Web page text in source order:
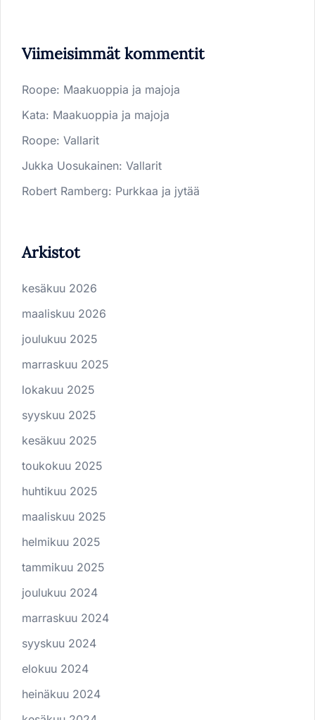
Viimeisimmät kommentit
Roope: Maakuoppia ja majoja
Kata: Maakuoppia ja majoja
Roope: Vallarit
Jukka Uosukainen: Vallarit
Robert Ramberg: Purkkaa ja jytää
Arkistot
kesäkuu 2026
maaliskuu 2026
joulukuu 2025
marraskuu 2025
lokakuu 2025
syyskuu 2025
kesäkuu 2025
toukokuu 2025
huhtikuu 2025
maaliskuu 2025
helmikuu 2025
tammikuu 2025
joulukuu 2024
marraskuu 2024
syyskuu 2024
elokuu 2024
heinäkuu 2024